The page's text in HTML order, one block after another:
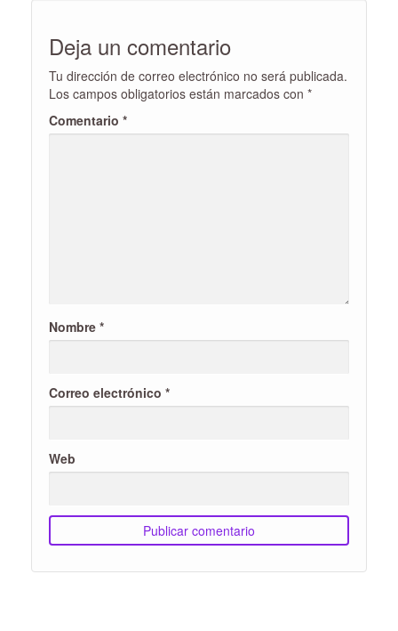
Deja un comentario
Tu dirección de correo electrónico no será publicada.
Los campos obligatorios están marcados con *
Comentario *
Nombre *
Correo electrónico *
Web